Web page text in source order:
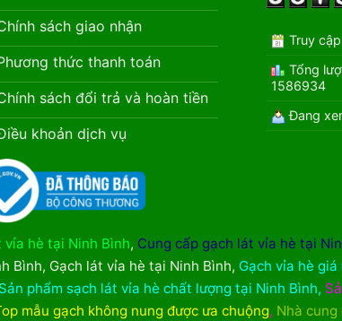
sách giao nhận
thức thanh toán
sách đổi trả và hoàn tiền
khoản dịch vụ
Truy
Tổng
1586934
Đang
hè tại Ninh Bình, Cung cấp gạch lát vỉa hè tại
Bình, Gạch lát vỉa hè tại Ninh Bình, Gạch vỉa hè
Sản phẩm sạch lát vỉa hè chất lượng tại Ninh Bình,
mẫu gạch không nung được ưa chuộng, Nhà